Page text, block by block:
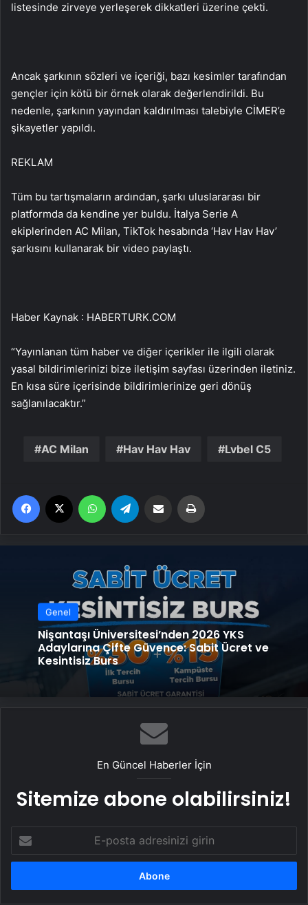
listesinde zirveye yerleşerek dikkatleri üzerine çekti.
Ancak şarkının sözleri ve içeriği, bazı kesimler tarafından
gençler için kötü bir örnek olarak değerlendirildi. Bu
nedenle, şarkının yayından kaldırılması talebiyle CİMER’e
şikayetler yapıldı.
REKLAM
Tüm bu tartışmaların ardından, şarkı uluslararası bir
platformda da kendine yer buldu. İtalya Serie A
ekiplerinden AC Milan, TikTok hesabında ‘Hav Hav Hav’
şarkısını kullanarak bir video paylaştı.
Haber Kaynak : HABERTURK.COM
“Yayınlanan tüm haber ve diğer içerikler ile ilgili olarak
yasal bildirimlerinizi bize iletişim sayfası üzerinden iletiniz.
En kısa süre içerisinde bildirimlerinize geri dönüş
sağlanılacaktır.”
AC Milan Hav Hav Hav Lvbel C5
Facebook WhatsApp Email'den paylaş
Genel
Nişantaşı Üniversitesi’nden 2026 YKS
Adaylarına Çifte Güvence: Sabit Ücret ve
Kesintisiz Burs
En Güncel Haberler İçin
Sitemize abone olabilirsiniz!
posta
adresinizi